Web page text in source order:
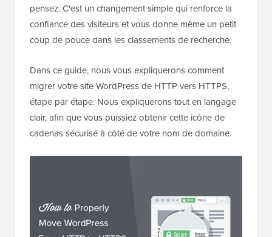
pensez. C'est un changement simple qui renforce la
confiance des visiteurs et vous donne même un petit
coup de pouce dans les classements de recherche.
Dans ce guide, nous vous expliquerons comment
migrer votre site WordPress de HTTP vers HTTPS,
étape par étape. Nous expliquerons tout en langage
clair, afin que vous puissiez obtenir cette icône de
cadenas sécurisé à côté de votre nom de domaine.